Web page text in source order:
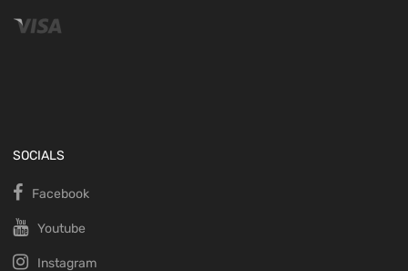
SOCIALS
Facebook
Youtube
Instagram